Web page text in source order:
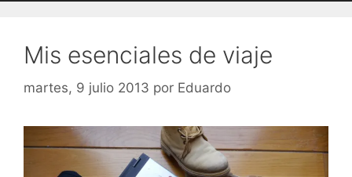
Mis esenciales de viaje
martes, 9 julio 2013 por Eduardo